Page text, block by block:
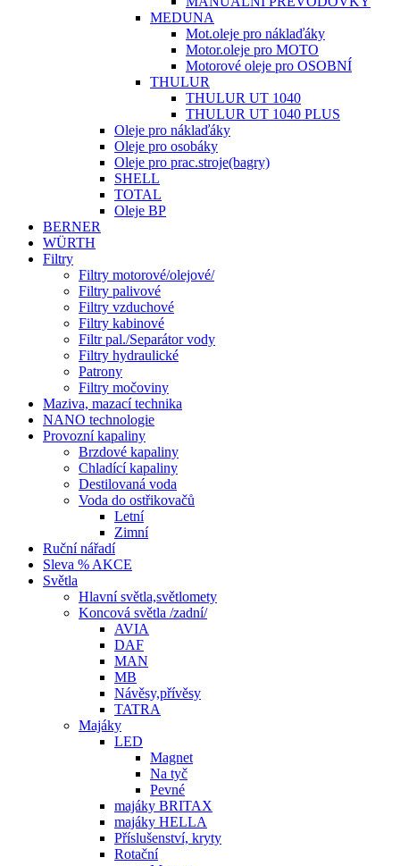
MEDUNA
Mot.oleje pro náklaďáky
Motor.oleje pro MOTO
Motorové oleje pro OSOBNÍ
THULUR
THULUR UT 1040
THULUR UT 1040 PLUS
Oleje pro náklaďáky
Oleje pro osobáky
Oleje pro prac.stroje(bagry)
SHELL
TOTAL
Oleje BP
BERNER
WÜRTH
Filtry
Filtry motorové/olejové/
Filtry palivové
Filtry vzduchové
Filtry kabinové
Filtr pal./Separátor vody
Filtry hydraulické
Patrony
Filtry močoviny
Maziva, mazací technika
NANO technologie
Provozní kapaliny
Brzdové kapaliny
Chladící kapaliny
Destilovaná voda
Voda do ostřikovačů
Letní
Zimní
Ruční nářadí
Sleva % AKCE
Světla
Hlavní světla,světlomety
Koncová světla /zadní/
AVIA
DAF
MAN
MB
Návěsy,přívěsy
TATRA
Majáky
LED
Magnet
Na tyč
Pevné
majáky BRITAX
majáky HELLA
Příslušenství, kryty
Rotační